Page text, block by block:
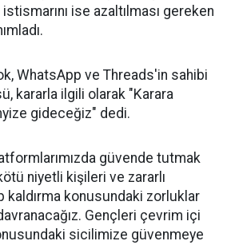
ise azaltılması gereken
WhatsApp ve Threads'in sahibi
kararla ilgili olarak "Karara
gideceğiz" dedi.
güvende tutmak
niyetli kişileri ve zararlı
konusundaki zorluklar
Gençleri çevrim içi
sicilimize güvenmeye